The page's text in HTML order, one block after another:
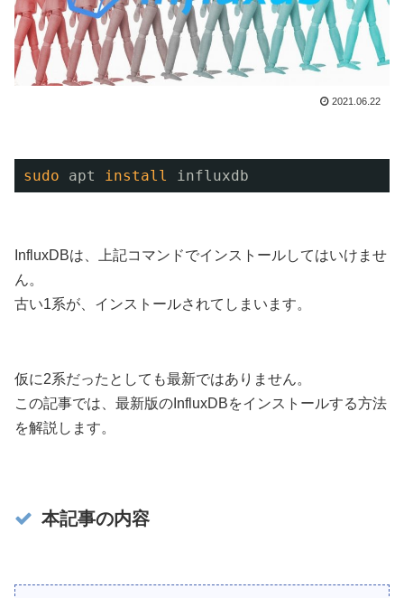
2021.06.22
sudo apt install influxdb
InfluxDBは、上記コマンドでインストールしてはいけませ
ん。
古い1系が、インストールされてしまいます。
仮に2系だったとしても最新ではありません。
この記事では、最新版のInfluxDBをインストールする方法
を解説します。
本記事の内容